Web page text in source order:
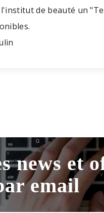
de beauté un
news et
email